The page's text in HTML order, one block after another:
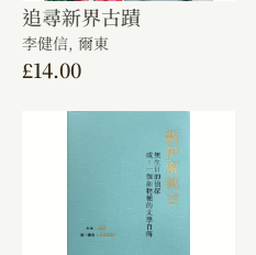
追尋新界古蹟
李健信, 爾東
£14.00